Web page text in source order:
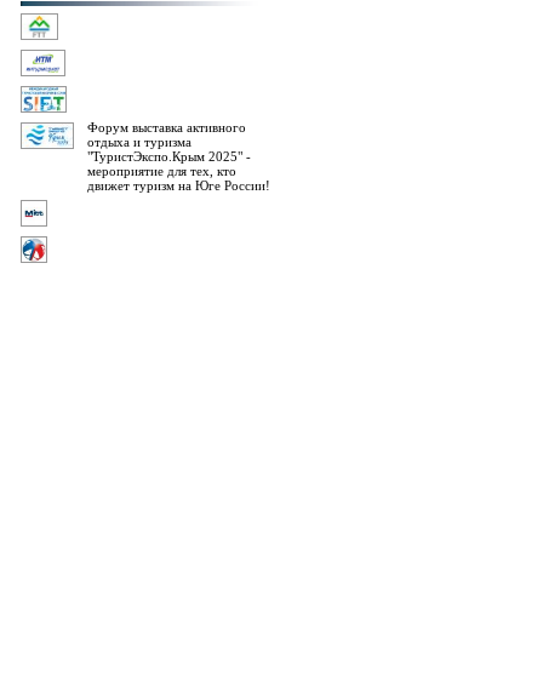
Форум выставка активного
отдыха и туризма
"ТуристЭкспо.Крым 2025" -
мероприятие для тех, кто
движет туризм на Юге России!